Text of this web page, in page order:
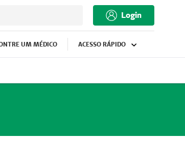
Login
UM MÉDICO ACESSO RÁPIDO